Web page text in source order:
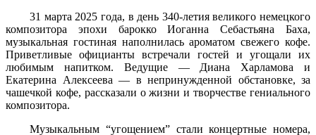
31 марта 2025 года, в день 340-летия великого немецкого
композитора эпохи барокко Иоганна Себастьяна Баха,
музыкальная гостиная наполнилась ароматом свежего кофе.
Приветливые официанты встречали гостей и угощали их
любимым напитком. Ведущие — Диана Харламова и
Екатерина Алексеева — в непринужденной обстановке, за
чашечкой кофе, рассказали о жизни и творчестве гениального
композитора.
Музыкальным “угощением” стали концертные номера,